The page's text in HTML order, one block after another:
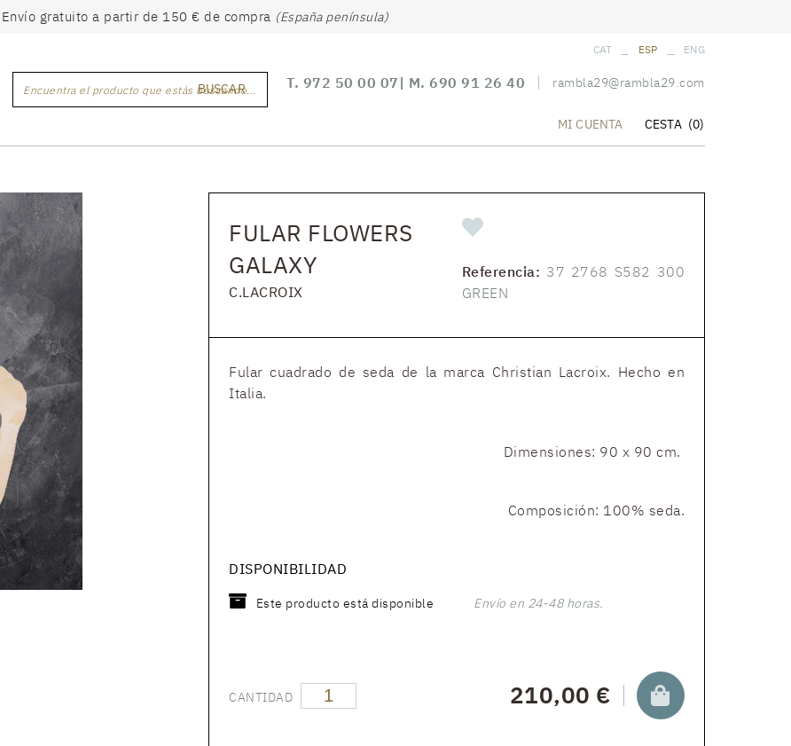
Envío gratuito a partir de 150 € de compra (España península)
Encuentra el producto que estás buscando...
BUSCAR
CAT ESP ENG
T. 972 50 00 07 | M. 690 91 26 40 rambla29@rambla29.com
MI CUENTA CESTA (0)
FULAR FLOWERS
GALAXY
C.LACROIX
Referencia: 37 2768 S582 300
GREEN
Fular cuadrado de seda de la marca Christian Lacroix. Hecho en
Italia.
Dimensiones: 90 x 90 cm.
Composición: 100% seda.
DISPONIBILIDAD
Este producto está disponible Envío en 24-48 horas.
CANTIDAD 210,00 €